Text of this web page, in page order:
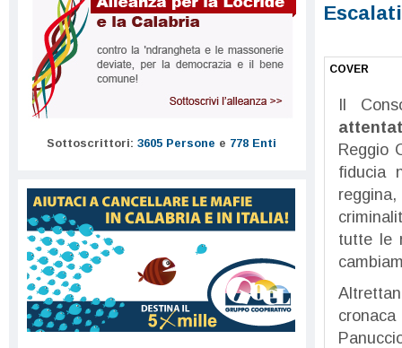
COVER
Il
Reggio
fiducia
tutte le
Sottoscrittori: 3605 Persone e 778 Enti